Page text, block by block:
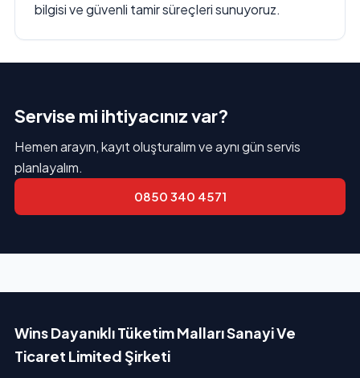
bilgisi ve güvenli tamir süreçleri sunuyoruz.
Servise mi ihtiyacınız var?
Hemen arayın, kayıt oluşturalım ve aynı gün servis
planlayalım.
0850 340 4571
Wins Dayanıklı Tüketim Malları Sanayi Ve
Ticaret Limited Şirketi